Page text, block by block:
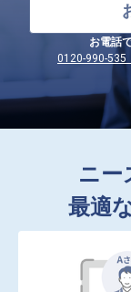
お電話
0120-990-535
ニー
最適